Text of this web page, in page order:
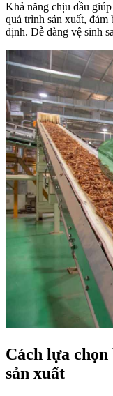
Khả năng chịu dầu
quá trình sản xuất,
định. Dễ dàng vệ sinh
Cách lựa
sản xuất